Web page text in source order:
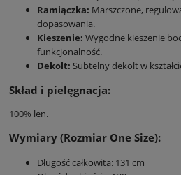
Ramiączka: Marszczone,
dopasowania.
Kieszenie: Wygodne kieszenie
funkcjonalność.
Dekolt: Subtelny dekolt w
Skład i pielęgnacja:
100% len.
Wymiary (Rozmiar One Size):
Długość całkowita: 131 cm